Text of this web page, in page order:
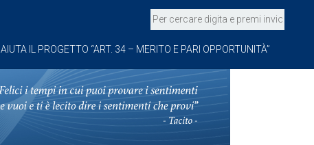
AIUTA IL PROGETTO “ART. 34 – MERITO E PARI OPPORTUNITÀ”